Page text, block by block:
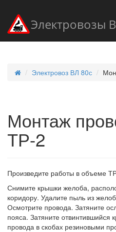
Электровозы
Электровоз ВЛ 80с
Монтаж
ТР-2
Произведите работы в объеме
Снимите крышки желоба,
коридору. Удалите пыль из
Осмотрите провода. Затяните
пояса. Затяните отвинтившийся
провода в скобах резиновыми